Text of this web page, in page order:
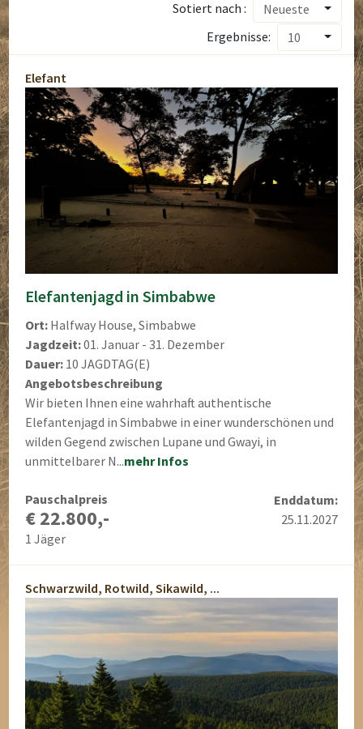
Sotiert nach :
Neueste
Ergebnisse:
10
Elefant
Elefantenjagd in Simbabwe
Ort: Halfway House, Simbabwe
Jagdzeit:01. Januar - 31. Dezember
Dauer: 10 JAGDTAG(E)
Angebotsbeschreibung
Wir bieten Ihnen eine wahrhaft authentische
Elefantenjagd in Simbabwe in einer wunderschönen und
wilden Gegend zwischen Lupane und Gwayi, in
unmittelbarer N...mehr Infos
Pauschalpreis
€ 22.800,-
1 Jäger
Enddatum:
25.11.2027
Schwarzwild, Rotwild, Sikawild, ...